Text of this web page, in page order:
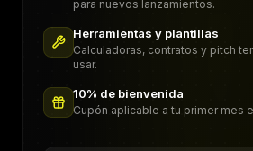
para nuevos lanzamientos.
Herramientas y plantillas
Calculadoras, contratos y pitch
usar.
10% de bienvenida
Cupón aplicable a tu primer mes